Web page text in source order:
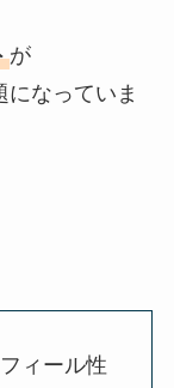
が
になっていま
ィール性